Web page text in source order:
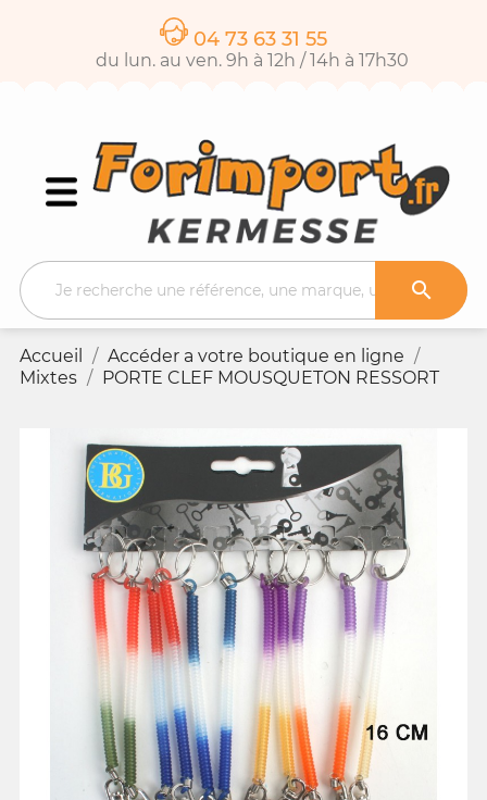
04 73 63 31 55
du lun. au ven. 9h à 12h / 14h à 17h30

Accueil
Accéder a votre boutique en ligne
Mixtes
PORTE CLEF MOUSQUETON RESSORT